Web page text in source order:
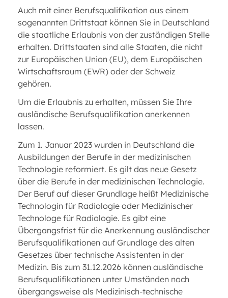
Auch mit einer Berufsqualifikation aus einem
sogenannten Drittstaat können Sie in Deutschland
die staatliche Erlaubnis von der zuständigen Stelle
erhalten. Drittstaaten sind alle Staaten, die nicht
zur Europäischen Union (EU), dem Europäischen
Wirtschaftsraum (EWR) oder der Schweiz
gehören.
Um die Erlaubnis zu erhalten, müssen Sie Ihre
ausländische Berufsqualifikation anerkennen
lassen.
Zum 1. Januar 2023 wurden in Deutschland die
Ausbildungen der Berufe in der medizinischen
Technologie reformiert. Es gilt das neue Gesetz
über die Berufe in der medizinischen Technologie.
Der Beruf auf dieser Grundlage heißt Medizinische
Technologin für Radiologie oder Medizinischer
Technologe für Radiologie. Es gibt eine
Übergangsfrist für die Anerkennung ausländischer
Berufsqualifikationen auf Grundlage des alten
Gesetzes über technische Assistenten in der
Medizin. Bis zum 31.12.2026 können ausländische
Berufsqualifikationen unter Umständen noch
übergangsweise als Medizinisch-technische